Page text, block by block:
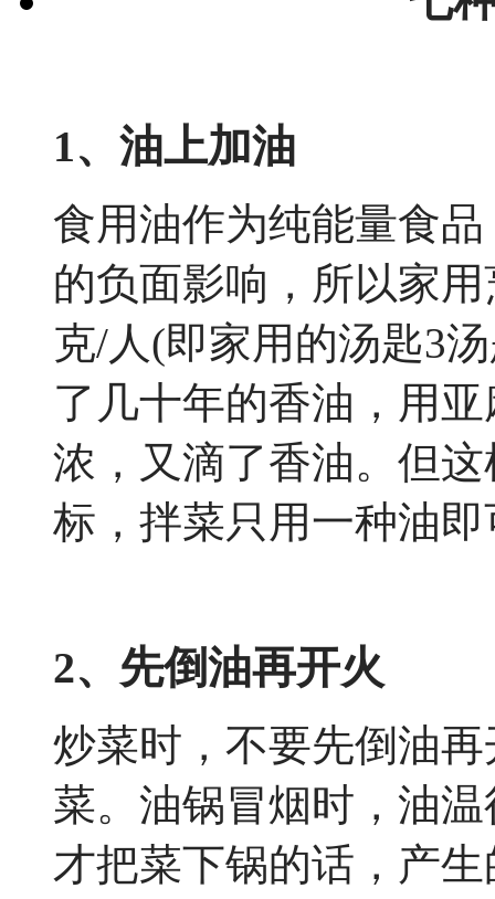
1、油上加油
食用油作为纯能量食
的负面影响，所以家
克/人(即家用的汤匙3
了几十年的香油，用
浓，又滴了香油。但
标，拌菜只用一种油即
2、先倒油再开火
炒菜时，不要先倒油
菜。油锅冒烟时，油
才把菜下锅的话，产